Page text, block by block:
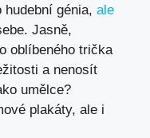
génia, ale
Jasně,
oblíbeného trička
a nenosít
umělce?
plakáty, ale i